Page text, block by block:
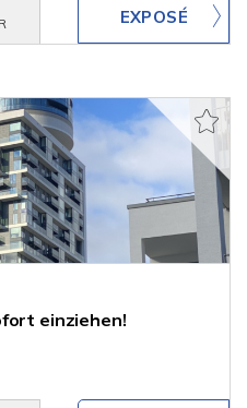
einziehen!